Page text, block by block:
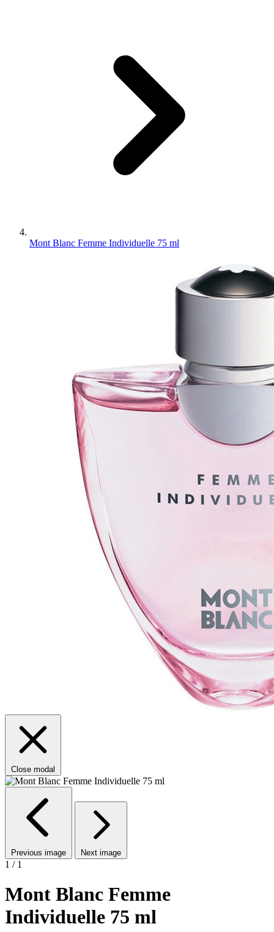
Mont Blanc Femme Individuelle 75 ml
Close modal
Previous image Next image
1 / 1
Mont Blanc Femme
Individuelle 75 ml